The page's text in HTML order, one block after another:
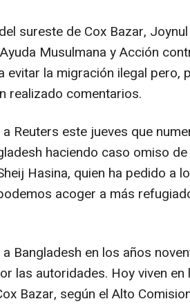
sureste de Cox Bazar, Joynul
Musulmana y Acción
evitar la migración ilegal pero,
realizado comentarios.
Reuters este jueves que
haciendo caso omiso de
Hasina, quien ha pedido a
acoger a más
Bangladesh en los años
las autoridades. Hoy viven en
Bazar, según el Alto